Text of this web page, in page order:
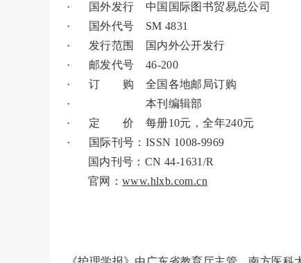
· 国外发行 中国国际图书贸易总公司
· 国外代号 SM 4831
· 发行范围 国内外公开发行
· 邮发代号 46-200
· 订 购 全国各地邮局订购
· 本刊编辑部
· 定 价 每册10元，全年240元
· 国际刊号： ISSN 1008-9969
国内刊号：CN 44-1631/R
官网： www.hlxb.com.cn